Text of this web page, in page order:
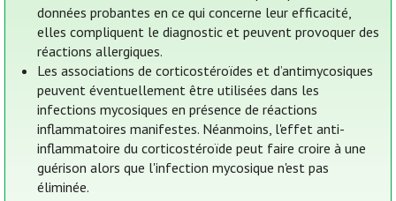
données probantes en ce qui concerne leur efficacité,
elles compliquent le diagnostic et peuvent provoquer des
réactions allergiques.
Les associations de corticostéroïdes et d’antimycosiques
peuvent éventuellement être utilisées dans les
infections mycosiques en présence de réactions
inflammatoires manifestes. Néanmoins, l'effet anti-
inflammatoire du corticostéroïde peut faire croire à une
guérison alors que l'infection mycosique n'est pas
éliminée.